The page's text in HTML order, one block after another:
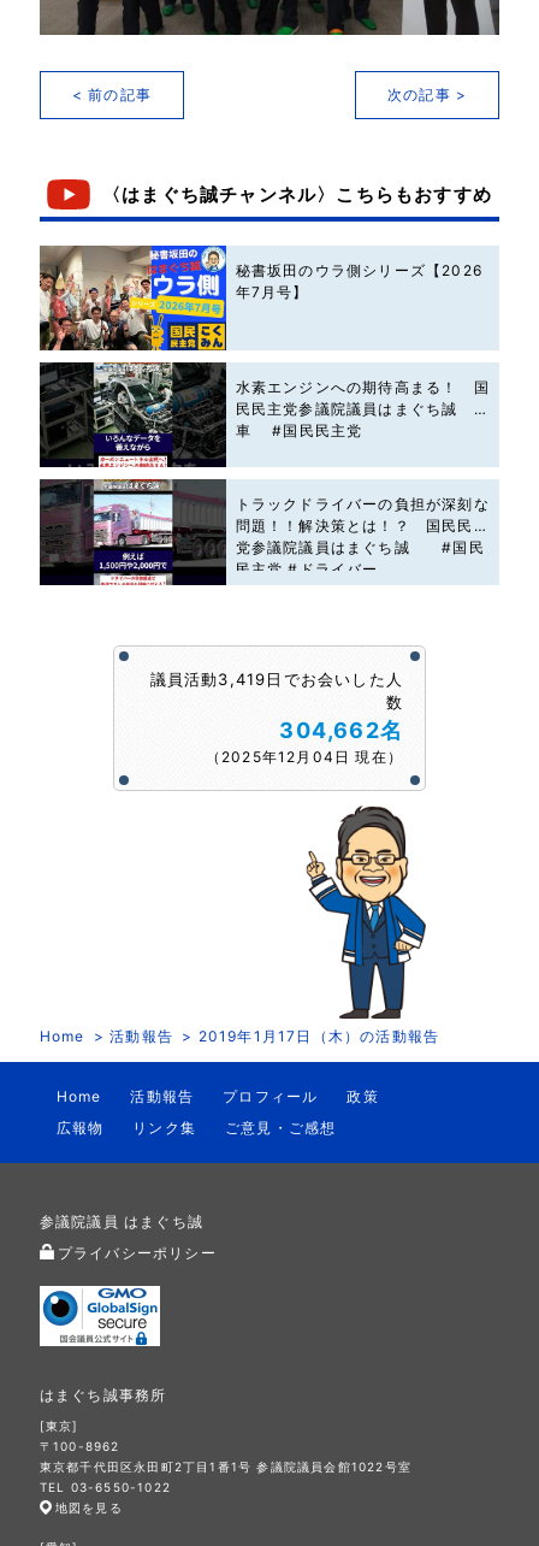
< 前の記事 次の記事 >
〈はまぐち誠チャンネル〉こちらもおすすめ
秘書坂田のウラ側シリーズ【2026
年7月号】
水素エンジンへの期待高まる！ 国
民民主党参議院議員はまぐち誠 #
車 #国民民主党
トラックドライバーの負担が深刻な
問題！！解決策とは！？ 国民民主
党参議院議員はまぐち誠 #国民
民主党 #ドライバー
議員活動3,419日でお会いした人
数
304,662名
（2025年12月04日 現在）
Home 活動報告 2019年1月17日（木）の活動報告
Home 活動報告 プロフィール
政策
広報物
リンク集 ご意見・ご感想
参議院議員 はまぐち誠
プライバシーポリシー
はまぐち誠事務所
[東京]
〒100-8962
東京都千代田区永田町2丁目1番1号 参議院議員会館1022号室
TEL 03-6550-1022
地図を見る